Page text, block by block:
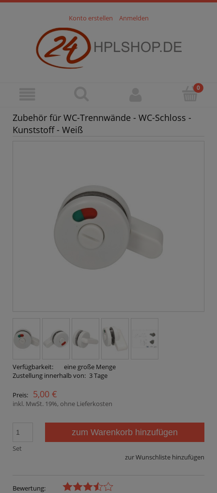
Konto erstellen Anmelden
Zubehör für WC-Trennwände - WC-Schloss -
Kunststoff - Weiß
Verfügbarkeit:
eine große Menge
Zustellung innerhalb von: 3 Tage
Preis: 5,00 €
inkl. MwSt. 19%, ohne Lieferkosten
Set
zum Warenkorb hinzufügen
zur Wunschliste hinzufügen
Bewertung: